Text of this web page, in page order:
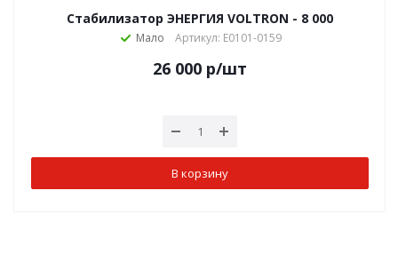
Стабилизатор ЭНЕРГИЯ VOLTRON - 8 000
Мало Артикул: Е0101-0159
26 000 р/шт
В корзину